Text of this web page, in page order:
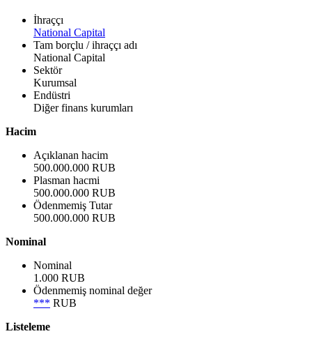
İhraççı
National Capital
Tam borçlu / ihraççı adı
National Capital
Sektör
Kurumsal
Endüstri
Diğer finans kurumları
Hacim
Açıklanan hacim
500.000.000 RUB
Plasman hacmi
500.000.000 RUB
Ödenmemiş Tutar
500.000.000 RUB
Nominal
Nominal
1.000 RUB
Ödenmemiş nominal değer
*** RUB
Listeleme